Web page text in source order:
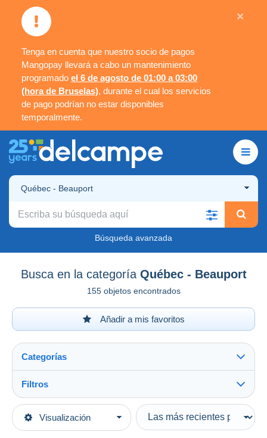
Tenga en cuenta que nuestro socio de pagos
Mangopay llevará a cabo un mantenimiento
programado el 6 de agosto de 01:00 a 03:00
(hora de Bruselas), durante el cual los servicios
de pago podrían no estar disponibles
temporalmente.
×
Québec - Beauport
Búsqueda avanzada
Busca en la categoría Québec - Beauport
155 objetos encontrados
Añadir a mis favoritos
Visualización
Categorías
Categorías principales
Filtros
Tipo de venta
Activas